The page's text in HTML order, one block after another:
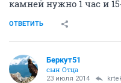
камней нужно 1 час и
ОТВЕТИТЬ
Беркут51
сын Отца
23 июля 2014